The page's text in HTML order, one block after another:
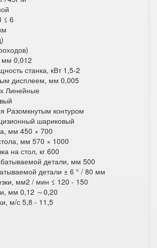
≤ 6
мм 0,012
станка, кВт 1,5-2
дисплеем, мм 0,005
Линейные
Разомкнутым контуром
шариковый
мм 450 × 700
мм 570 × 1000
на стол, кг 600
детали, мм 500
детали ± 6 ° / 80 мм
мм2 / мин ≤ 120 - 150
мм 0,12 ～0,20
м/с 5,8 - 11,5